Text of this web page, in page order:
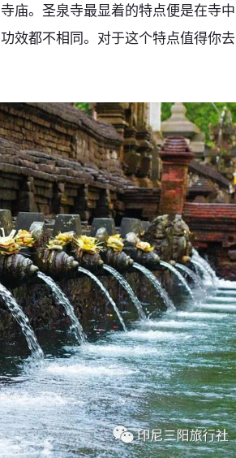
庙。圣泉寺最显着的特点便是在寺中
效都不相同。对于这个特点值得你去